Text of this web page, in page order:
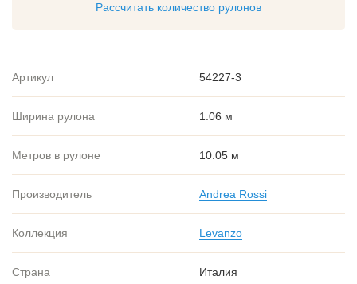
Рассчитать количество рулонов
Артикул 54227-3
Ширина рулона 1.06 м
Метров в рулоне 10.05 м
Производитель Andrea Rossi
Коллекция Levanzo
Страна Италия